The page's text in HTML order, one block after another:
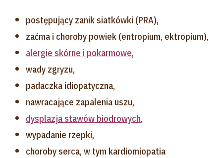
postępujący zanik siatkówki (PRA),
zaćma i choroby powiek (entropium, ektropium),
alergie skórne i pokarmowe,
wady zgryzu,
padaczka idiopatyczna,
nawracające zapalenia uszu,
dysplazja stawów biodrowych,
wypadanie rzepki,
choroby serca, w tym kardiomiopatia